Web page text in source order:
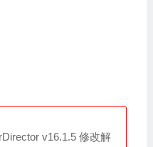
v16.1.5 修改解